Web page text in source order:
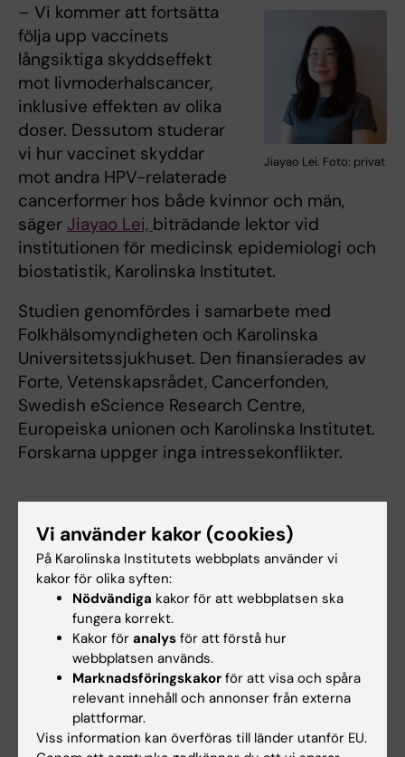
Jiayao Lei. Foto: privat
– Vi kommer att fortsätta
följa upp vaccinets
långsiktiga skyddseffekt
mot livmoderhalscancer,
inklusive effekten av olika
doser. Dessutom studerar
vi hur vaccinet skyddar
mot andra HPV-relaterade
cancerformer hos både kvinnor och män,
säger Jiayao Lei, biträdande lektor vid
institutionen för medicinsk epidemiologi och
biostatistik, Karolinska Institutet.
Studien genomfördes i samarbete med
Folkhälsomyndigheten och Karolinska
Universitetssjukhuset. Den finansierades av
Forte, Vetenskapsrådet, Cancerfonden,
Swedish eScience Research Centre,
Europeiska unionen och Karolinska Institutet.
Forskarna uppger inga intressekonflikter.
“Extended follow-up of invasive cervical
cancer risk after quadrivalent HPV
vaccination: A nationwide register-based
, Shiqiang Wu, Yunyang Deng, Tiia
Lepp, Lina Schollin Ask, Pär Sparen, Mark
Clements, Joakim Dillner, Jiayao Lei,
online 26 februari 2026, doi: 10.1136/bmj-
2025-087326.
Vi använder kakor (cookies)
På Karolinska Institutets webbplats använder vi
kakor för olika syften:
Nödvändiga kakor för att webbplatsen ska
fungera korrekt.
Kakor för analys för att förstå hur
webbplatsen används.
Marknadsföringskakor för att visa och spåra
relevant innehåll och annonser från externa
plattformar.
Viss information kan överföras till länder utanför EU.